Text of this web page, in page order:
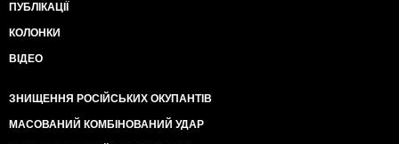
ПУБЛІКАЦІЇ
КОЛОНКИ
ВІДЕО
ЗНИЩЕННЯ РОСІЙСЬКИХ ОКУПАНТІВ
МАСОВАНИЙ КОМБІНОВАНИЙ УДАР